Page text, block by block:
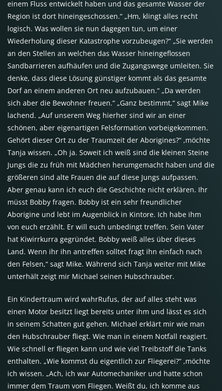
einem Fluss entwickelt haben und das gesamte Wasser der
Region ist dort hineingeschossen.“ „Hm, klingt alles recht
logisch. Was wollen sie nun dagegen tun, um einer
Wiederholung dieser Katastrophe vorzubeugen?“ „Sie werden
an den Stellen an welchen das Wasser hineingeflossen
Sandbarrieren aufhäufen und die Zugangswege umleiten. Sie
denke, dass diese Lösung günstiger kommt als das gesamte
Dorf an einem anderen Ort neu aufzubauen.“ „Da werden
sich aber die Bewohner freuen.“ „Ganz bestimmt,“ sagt Mike
lachend. „Auf unserem Weg hierher sind wir an einer
schönen, aber eigenartigen Felsformation vorbeigekommen.
Gehört dieser Ort zu der Traumzeit der Aborigines?“ ,möchte
Tanja wissen. „Oh ja. Soweit ich weiß sind die kleinen Steine
Jungs die zu früh mit Mädchen herumgemacht haben und die
größeren sind alte Frauen die auf diese Jungs aufpassen.
Aber genau kann ich euch die Geschichte nicht erklären. Ihr
müsst Bobby fragen. Bobby ist ein sehr freundlicher
Aborigine und lebt im Augenblick in Kintore. Ich habe ihm
von euch erzählt. Er will euch unbedingt treffen. Sein Vater
hat Kiwirrkurra gegründet. Bobby weiß alles über dieses
Land. Wenn ihr ihn antreffen solltet fragt ihn einfach nach
den Felsen,“ sagt Mike. Während sich Tanja weiter mit Mike
unterhält zeigt mir Michael seinen Hubschrauber.
Ein Kindertraum wird wahrRufus, der auf alles steht was
einen Motor besitzt liegt bereits unter ihm und lässt es sich
in seinem Schatten gut gehen. Michael erklärt mir wie man
den Hubschrauber fliegt. Wie man in einem Notfall reagiert.
Wie schnell er fliegen kann und wie viel Treibstoff die Tanks
enthalten. „Wie kommst du eigentlich zur Fliegerei?“ ,möchte
ich wissen. „Ach, ich war Automechaniker und hatte schon
immer dem Traum vom Fliegen. Weißt du, ich komme aus